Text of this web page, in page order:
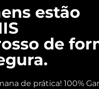
estão
de
de prática! 100%